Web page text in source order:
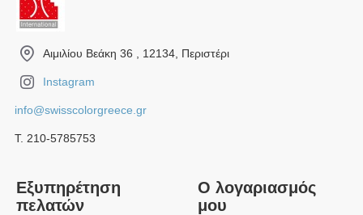
Αιμιλίου Βεάκη 36 , 12134, Περιστέρι
Instagram
info@swisscolorgreece.gr
Τ. 210-5785753
Εξυπηρέτηση
πελατών
Ο λογαριασμός
μου